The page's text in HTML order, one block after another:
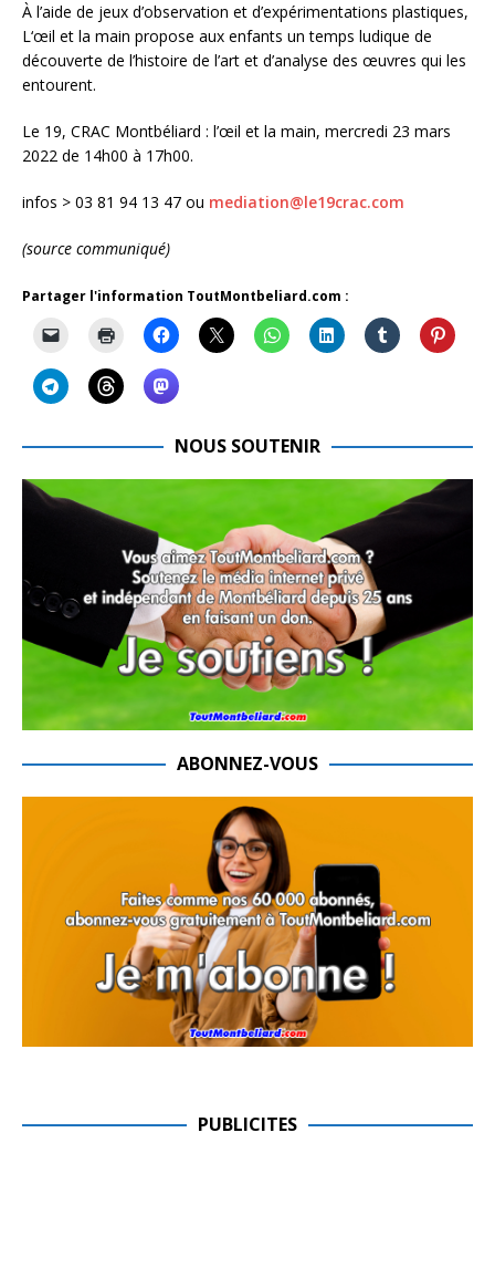
À l’aide de jeux d’observation et d’expérimentations plastiques,
L‘œil et la main propose aux enfants un temps ludique de
découverte de l’histoire de l’art et d’analyse des œuvres qui les
entourent.
Le 19, CRAC Montbéliard : l’œil et la main, mercredi 23 mars
2022 de 14h00 à 17h00.
infos > 03 81 94 13 47 ou mediation@le19crac.com
(source communiqué)
Partager l'information ToutMontbeliard.com :
NOUS SOUTENIR
ABONNEZ-VOUS
PUBLICITES